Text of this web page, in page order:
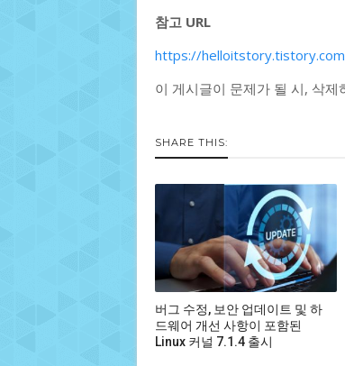
참고 URL
https://
이 게시글이 문제가 될 시, 삭제
SHARE THIS:
버그 수정, 보안 업데이트 및 하
드웨어 개선 사항이 포함된
Linux 커널 7.1.4 출시